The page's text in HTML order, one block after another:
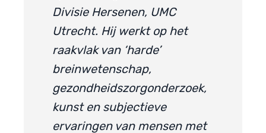
Divisie Hersenen, UMC
Utrecht. Hij werkt op het
raakvlak van ‘harde’
breinwetenschap,
gezondheidszorgonderzoek,
kunst en subjectieve
ervaringen van mensen met